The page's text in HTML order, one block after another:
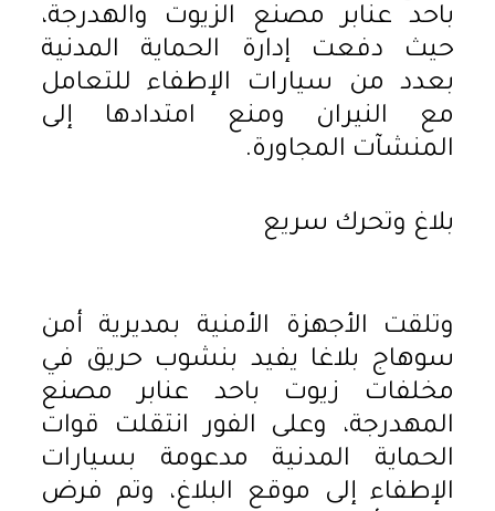
باحد عنابر مصنع الزيوت والهدرجة،
حيث دفعت إدارة الحماية المدنية
بعدد من سيارات الإطفاء للتعامل
مع النيران ومنع امتدادها إلى
المنشآت المجاورة.
بلاغ وتحرك سريع
وتلقت الأجهزة الأمنية بمديرية أمن
سوهاج بلاغا يفيد بنشوب حريق في
مخلفات زيوت باحد عنابر مصنع
المهدرجة، وعلى الفور انتقلت قوات
الحماية المدنية مدعومة بسيارات
الإطفاء إلى موقع البلاغ، وتم فرض